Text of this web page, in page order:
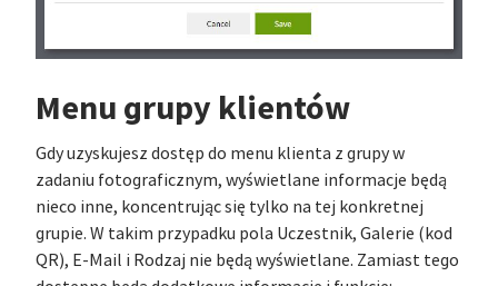
Menu grupy klientów
Gdy uzyskujesz dostęp do menu klienta z grupy w
zadaniu fotograficznym, wyświetlane informacje będą
nieco inne, koncentrując się tylko na tej konkretnej
grupie. W takim przypadku pola Uczestnik, Galerie (kod
QR), E-Mail i Rodzaj nie będą wyświetlane. Zamiast tego